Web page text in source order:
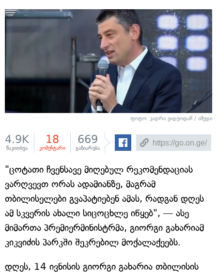
ფოტო: კადრი ვიდეოდან / იმედი
4.9K
წაკითხვა
18
კომენტარი
669
გაზიარება
"ცოტათი ჩვენსავე მიღებულ რეკომენდაციას
ვარღვევთ ორას ადამიანზე, მაგრამ
თბილისელები გვაპატიებენ ამას, რადგან დღეს
ამ სკვერის ახალი სიცოცხლე იწყებ", — ასე
მიმართა პრემიერმინისტრმა, გიორგი გახარიამ
კიკვიძის პარკში შეკრებილ მოქალაქეებს.
დღეს, 14 ივნისის გიორგი გახარია თბილისის